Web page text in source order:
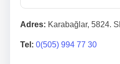
Adres: Karabağlar, 5824.
Tel: 0(505) 994 77 30